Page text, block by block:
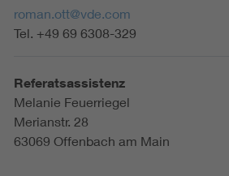
roman.ott@vde.com
Tel. +49 69 6308-329
Referatsassistenz
Melanie Feuerriegel
Merianstr. 28
63069 Offenbach am Main